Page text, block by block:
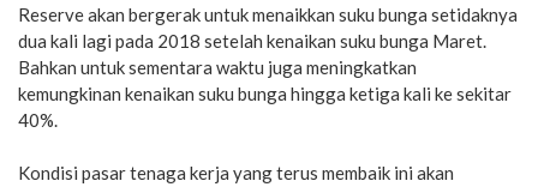
Reserve akan bergerak untuk menaikkan suku bunga setidaknya
dua kali lagi pada 2018 setelah kenaikan suku bunga Maret.
Bahkan untuk sementara waktu juga meningkatkan
kemungkinan kenaikan suku bunga hingga ketiga kali ke sekitar
40%.
Kondisi pasar tenaga kerja yang terus membaik ini akan